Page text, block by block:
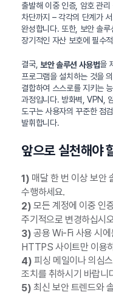
출발해 이중 인증, 암호 관
차단까지 – 각각의 단계가
완성합니다. 또한, 보안 솔
장기적인 자산 보호에 필수
결국, 보안 솔루션 사용법을
프로그램을 설치하는 것을
결합하여 스스로를 지키는
과정입니다. 방화벽, VPN,
도구는 사용자의 꾸준한 점
발휘합니다.
앞으로 실천해야
1) 매달 한 번 이상 보안
수행하세요.
2) 모든 계정에 이중 인
주기적으로 변경하십시
3) 공용 Wi-Fi 사용 시
HTTPS 사이트만 이용
4) 피싱 메일이나 의심
조치를 취하시기 바랍니
5) 최신 보안 트렌드와